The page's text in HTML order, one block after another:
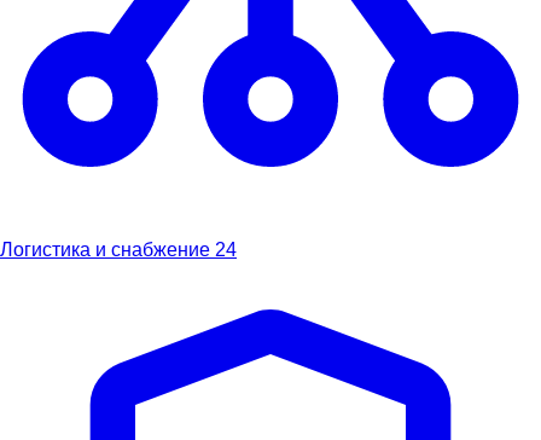
Логистика и снабжение 24